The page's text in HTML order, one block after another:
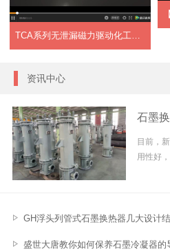
TCA系列无泄漏磁力驱动化工流程泵【视频
资讯中心
目前，
用性好
GH浮头列管式石墨换热器几大设计
盛世大唐教你如何保养石墨冷凝器的